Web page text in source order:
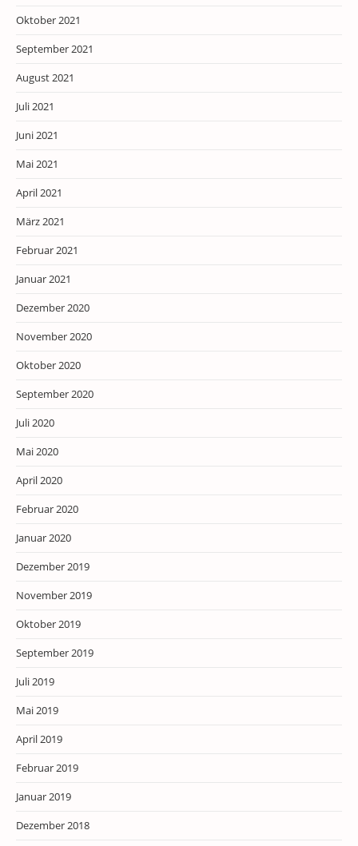
Oktober 2021
September 2021
August 2021
Juli 2021
Juni 2021
Mai 2021
April 2021
März 2021
Februar 2021
Januar 2021
Dezember 2020
November 2020
Oktober 2020
September 2020
Juli 2020
Mai 2020
April 2020
Februar 2020
Januar 2020
Dezember 2019
November 2019
Oktober 2019
September 2019
Juli 2019
Mai 2019
April 2019
Februar 2019
Januar 2019
Dezember 2018